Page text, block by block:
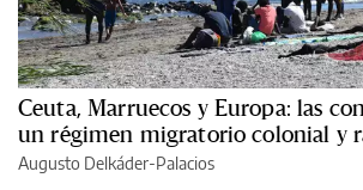
Ceuta, Marruecos y Europa: las
un régimen migratorio colonial y
Augusto Delkáder-Palacios